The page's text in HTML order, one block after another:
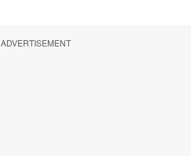
ADVERTISEMENT